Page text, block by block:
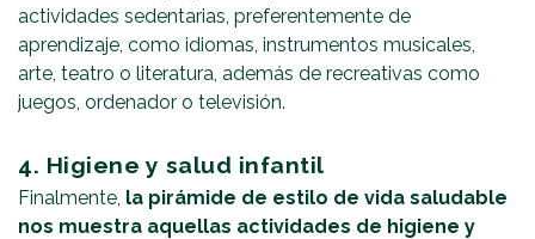
actividades sedentarias, preferentemente de
aprendizaje, como idiomas, instrumentos musicales,
arte, teatro o literatura, además de recreativas como
juegos, ordenador o televisión.
4. Higiene y salud infantil
Finalmente, la pirámide de estilo de vida saludable
nos muestra aquellas actividades de higiene y